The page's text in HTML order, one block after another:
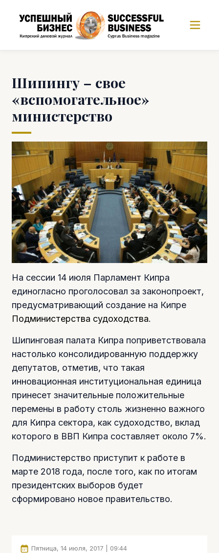
Шипингу – свое
«вспомогательное»
министерство
На сессии 14 июля Парламент Кипра
единогласно проголосовал за законопроект,
предусматривающий создание на Кипре
Подминистерства судоходства.
Шипинговая палата Кипра поприветствовала
настолько консолидированную поддержку
депутатов, отметив, что такая
инновационная институциональная единица
принесет значительные положительные
перемены в работу столь жизненно важного
для Кипра сектора, как судоходство, вклад
которого в ВВП Кипра составляет около 7%.
Подминистерство приступит к работе в
марте 2018 года, после того, как по итогам
президентских выборов будет
сформировано новое правительство.
Пятница, 14 июля, 2017 | 09:44